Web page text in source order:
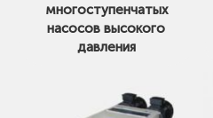
многоступенчатых
насосов высокого
давления